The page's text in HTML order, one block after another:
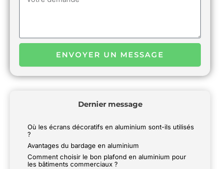
ENVOYER UN MESSAGE
Dernier message
Où les écrans décoratifs en aluminium sont-ils utilisés
?
Avantages du bardage en aluminium
Comment choisir le bon plafond en aluminium pour
les bâtiments commerciaux ?